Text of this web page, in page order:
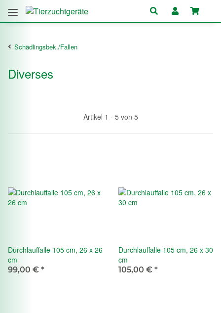
Schädlingsbek./Fallen
Diverses
Artikel 1 - 5 von 5
Durchlauffalle 105 cm, 26 x 26
cm
99,00 € *
Durchlauffalle 105 cm, 26 x 30
cm
105,00 € *